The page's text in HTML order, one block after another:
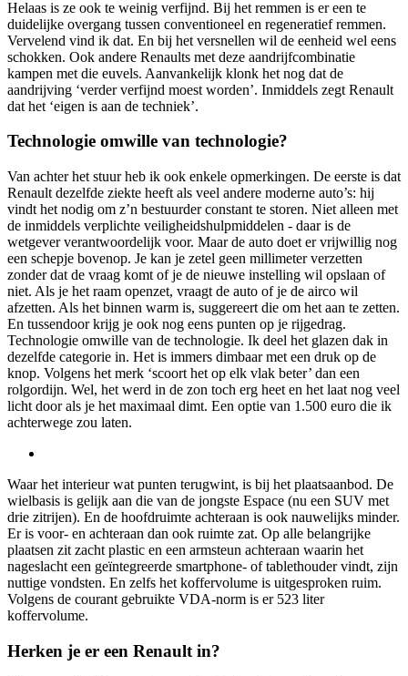
Helaas is ze ook te weinig verfijnd. Bij het remmen is er een te
duidelijke overgang tussen conventioneel en regeneratief remmen.
Vervelend vind ik dat. En bij het versnellen wil de eenheid wel eens
schokken. Ook andere Renaults met deze aandrijfcombinatie
kampen met die euvels. Aanvankelijk klonk het nog dat de
aandrijving ‘verder verfijnd moest worden’. Inmiddels zegt Renault
dat het ‘eigen is aan de techniek’.
Technologie omwille van technologie?
Van achter het stuur heb ik ook enkele opmerkingen. De eerste is dat
Renault dezelfde ziekte heeft als veel andere moderne auto’s: hij
vindt het nodig om z’n bestuurder constant te storen. Niet alleen met
de inmiddels verplichte veiligheidshulpmiddelen - daar is de
wetgever verantwoordelijk voor. Maar de auto doet er vrijwillig nog
een schepje bovenop. Je kan je zetel geen millimeter verzetten
zonder dat de vraag komt of je de nieuwe instelling wil opslaan of
niet. Als je het raam openzet, vraagt de auto of je de airco wil
afzetten. Als het binnen warm is, suggereert die om het aan te zetten.
En tussendoor krijg je ook nog eens punten op je rijgedrag.
Technologie omwille van de technologie. Ik deel het glazen dak in
dezelfde categorie in. Het is immers dimbaar met een druk op de
knop. Volgens het merk ‘scoort het op elk vlak beter’ dan een
rolgordijn. Wel, het werd in de zon toch erg heet en het laat nog veel
licht door als je het maximaal dimt. Een optie van 1.500 euro die ik
achterwege zou laten.
Waar het interieur wat punten terugwint, is bij het plaatsaanbod. De
wielbasis is gelijk aan die van de jongste Espace (nu een SUV met
drie zitrijen). En de hoofdruimte achteraan is ook nauwelijks minder.
Er is voor- en achteraan dan ook ruimte zat. Op alle belangrijke
plaatsen zit zacht plastic en een armsteun achteraan waarin het
nageslacht een geïntegreerde smartphone- of tablethouder vindt, zijn
nuttige vondsten. En zelfs het koffervolume is uitgesproken ruim.
Volgens de courant gebruikte VDA-norm is er 523 liter
koffervolume.
Herken je er een Renault in?